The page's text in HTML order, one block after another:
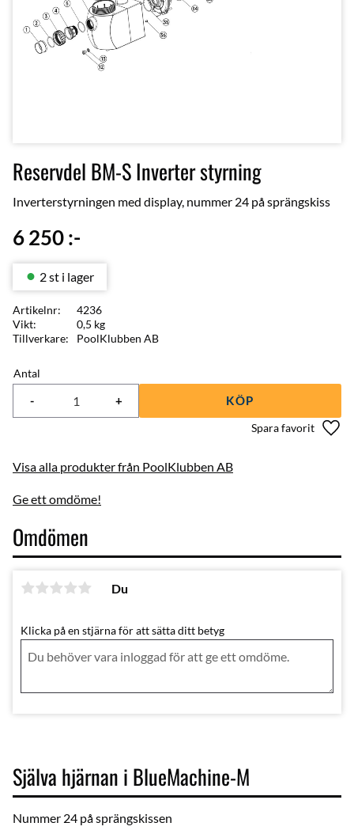
Reservdel BM-S Inverter styrning
Inverterstyrningen med display, nummer 24 på sprängskiss
6 250:-
Antal
+
- KÖP
2 st i lager
Artikelnr
4236
Vikt
0,5 kg
Tillverkare
PoolKlubben AB
Visa alla produkter från PoolKlubben AB
Ge ett omdöme!
Själva hjärnan i BlueMachine-M
Nummer 24 på sprängskissen
Omdömen
Du
Klicka på en stjärna för att sätta ditt betyg